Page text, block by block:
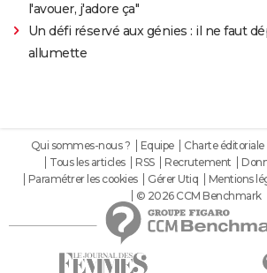
l'avouer, j'adore ça"
Un défi réservé aux génies : il ne faut
allumette
Qui sommes-nous ? Equipe Charte éditoriale
Tous les articles
RSS Recrutement
Paramétrer les cookies
Gérer Utiq Mentions
© 2026 CCM Benchmark